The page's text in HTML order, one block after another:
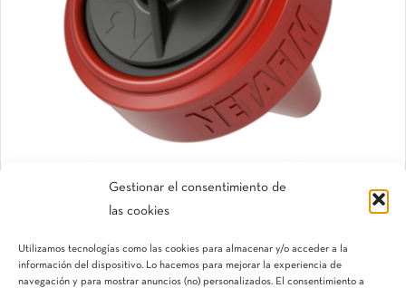
Gestionar el consentimiento de
las cookies
Utilizamos tecnologías como las cookies para almacenar y/o acceder a la
información del dispositivo. Lo hacemos para mejorar la experiencia de
navegación y para mostrar anuncios (no) personalizados. El consentimiento a
Gotero PCJ™
Gotero autocompensante pinchado